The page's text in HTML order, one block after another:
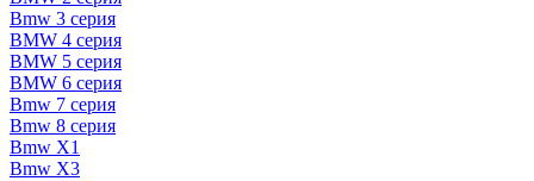
Bmw 3 серия
BMW 4 серия
BMW 5 серия
BMW 6 серия
Bmw 7 серия
Bmw 8 серия
Bmw X1
Bmw X3